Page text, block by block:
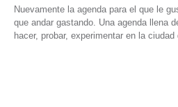
Nuevamente la agenda para el que le
que andar gastando. Una agenda llena
hacer, probar, experimentar en la